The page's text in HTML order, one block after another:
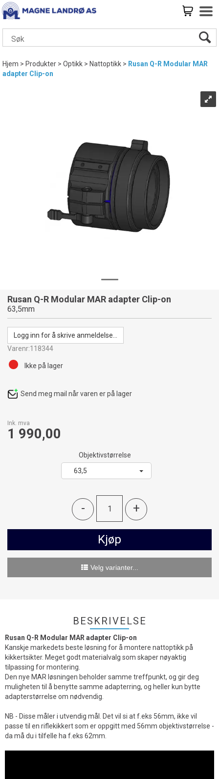
Hjem>Produkter>Optikk>Nattoptikk> Rusan Q-R Modular MAR
adapter Clip-on
Rusan Q-R Modular MAR adapter Clip-on
63,5mm
Logg inn for å skrive anmeldelse...
Varenr:118344
Ink. mva
1 990,00
Objektivstørrelse
63,5
- +
Kjøp
Velg varianter...
Ikke på lager
Send meg mail når varen er på lager
BESKRIVELSE
Rusan Q-R Modular MAR adapter Clip-on
Kanskje markedets beste løsning for å montere nattoptikk på
kikkertsikter. Meget godt materialvalg som skaper nøyaktig
tilpassing for montering.
Den nye MAR løsningen beholder samme treffpunkt, og gir deg
muligheten til å benytte samme adapterring, og heller kun bytte
adapterstørrelse om nødvendig.
NB - Disse måler i utvendig mål. Det vil si at f.eks 56mm, ikke vil
passe til en riflekikkert som er oppgitt med 56mm objektivstørrelse -
da må du i tilfelle ha f.eks 62mm.